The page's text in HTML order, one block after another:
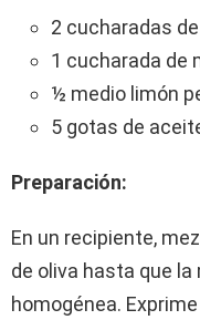
2 cucharadas
1 cucharada de
½ medio limón
5 gotas de
Preparación:
En un recipiente,
de oliva hasta que
homogénea.